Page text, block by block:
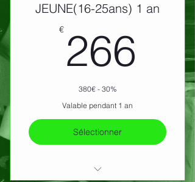
JEUNE(16-25ans) 1 an
€ 266
380€ - 30%
Valable pendant 1 an
Sélectionner